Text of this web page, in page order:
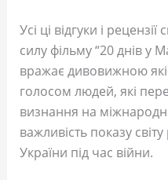
Усі ці відгуки і
силу фільму “20 днів у
вражає дивовижною
голосом людей, які
визнання на
важливість показу
України під час війни.